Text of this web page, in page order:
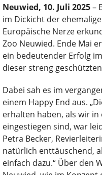
Neuwied, 10. Juli 2025–
im Dickicht der
Europäische Nerze
Zoo Neuwied. Ende Mai
ein bedeutender Erfolg
dieser streng
Dabei sah es im
einem Happy End aus.
erhalten haben, als wir
eingestiegen sind, war
Petra Becker,
natürlich enttäuschend,
einfach dazu.“ Über den